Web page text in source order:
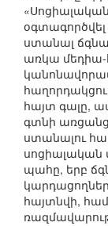
ստանալ
առկա մեդիա-
հայտ գալը,
գտնի առցանց
ստանալու
սոցիալական
պահը, երբ
հայտնվի,